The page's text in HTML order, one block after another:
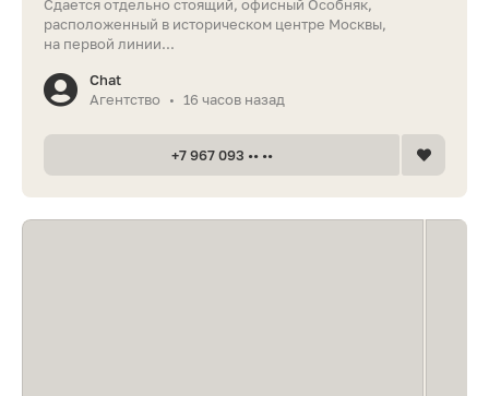
Сдается отдельно стоящий, офисный Особняк,
расположенный в историческом центре Москвы,
на первой линии...
Chat
Агентство
• 16 часов назад
+7 967 093 •• ••